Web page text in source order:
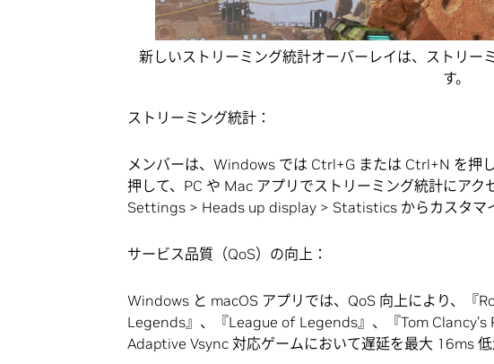
新しいストリーミング統計オーバーレイは、ストリー
す。
ストリーミング統計：
メンバーは、Windows では Ctrl+G または Ctrl+N を押
押して、PC や Mac アプリでストリーミング統計にアク
Settings > Heads up display > Statistics からカスタマ
サービス品質（QoS）の向上：
Windows と macOS アプリでは、QoS 向上により、『
Legends』、『League of Legends』、『Tom
Adaptive Vsync 対応ゲームにおいて遅延を最大 16ms 低